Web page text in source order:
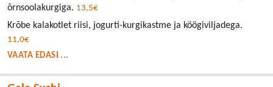
õrnsoolakurgiga. 13,5€
Krõbe kalakotlet riisi, jogurti-kurgikastme ja köögiviljadega.
11,0€
VAATA EDASI ...